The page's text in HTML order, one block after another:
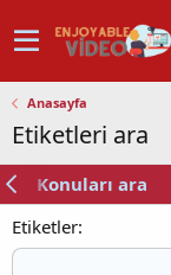
Anasayfa
Etiketleri ara
Konuları ara
Etiketler